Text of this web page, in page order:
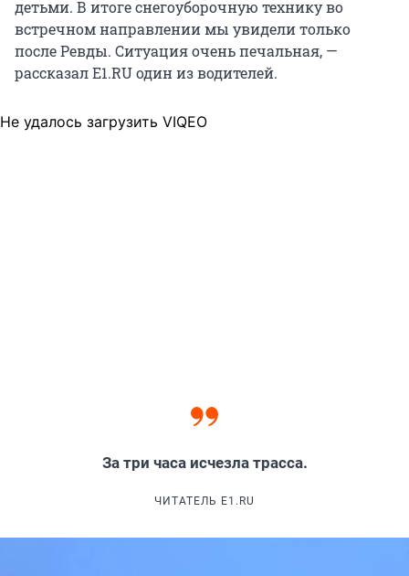
детьми. В итоге снегоуборочную технику во
встречном направлении мы увидели только
после Ревды. Ситуация очень печальная, —
рассказал E1.RU один из водителей.
Не удалось загрузить VIQEO
За три часа исчезла трасса.
ЧИТАТЕЛЬ E1.RU